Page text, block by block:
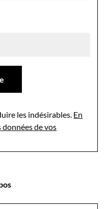
les indésirables. En
de vos